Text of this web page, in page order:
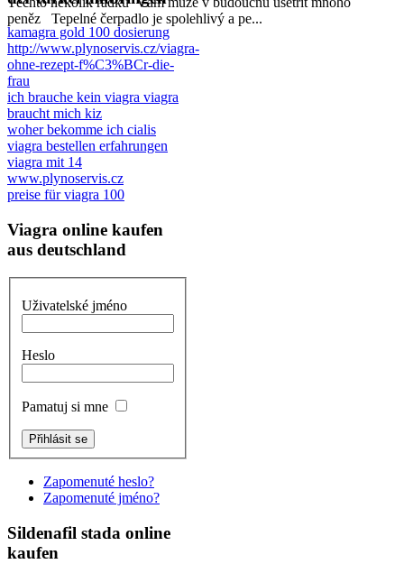
peněz Tepelné čerpadlo je spolehlivý a pe...
kamagra gold 100 dosierung
http://www.plynoservis.cz/viagra-
ohne-rezept-f%C3%BCr-die-
frau
ich brauche kein viagra viagra
braucht mich kiz
woher bekomme ich cialis
viagra bestellen erfahrungen
viagra mit 14
www.plynoservis.cz
preise für viagra 100
Viagra online kaufen
aus deutschland
Uživatelské jméno
Heslo
Pamatuj si mne
Zapomenuté heslo?
Zapomenuté jméno?
Sildenafil stada online
kaufen